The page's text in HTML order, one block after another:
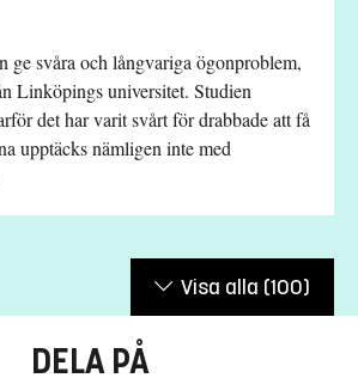
ge svåra och långvariga ögonproblem,
Linköpings universitet. Studien
det har varit svårt för drabbade att få
upptäcks nämligen inte med
Visa alla (100)
DELA PÅ